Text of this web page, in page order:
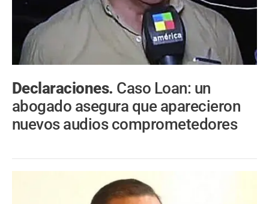
Declaraciones. Caso Loan: un
abogado asegura que aparecieron
nuevos audios comprometedores